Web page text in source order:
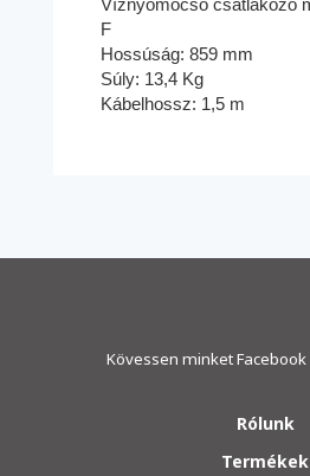
Víznyomócső csatlakozó
F
Hossúság: 859 mm
Súly: 13,4 Kg
Kábelhossz: 1,5 m
Kövessen minket
Rólunk
Termékek